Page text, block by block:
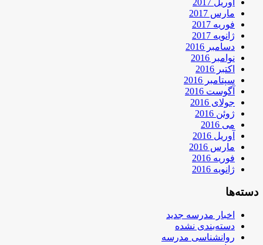
آوریل 2017
مارس 2017
فوریه 2017
ژانویه 2017
دسامبر 2016
نوامبر 2016
اکتبر 2016
سپتامبر 2016
آگوست 2016
جولای 2016
ژوئن 2016
می 2016
آوریل 2016
مارس 2016
فوریه 2016
ژانویه 2016
دسته‌ها
اخبار مدرسه جدید
دسته‌بندی نشده
روانشناسی مدرسه